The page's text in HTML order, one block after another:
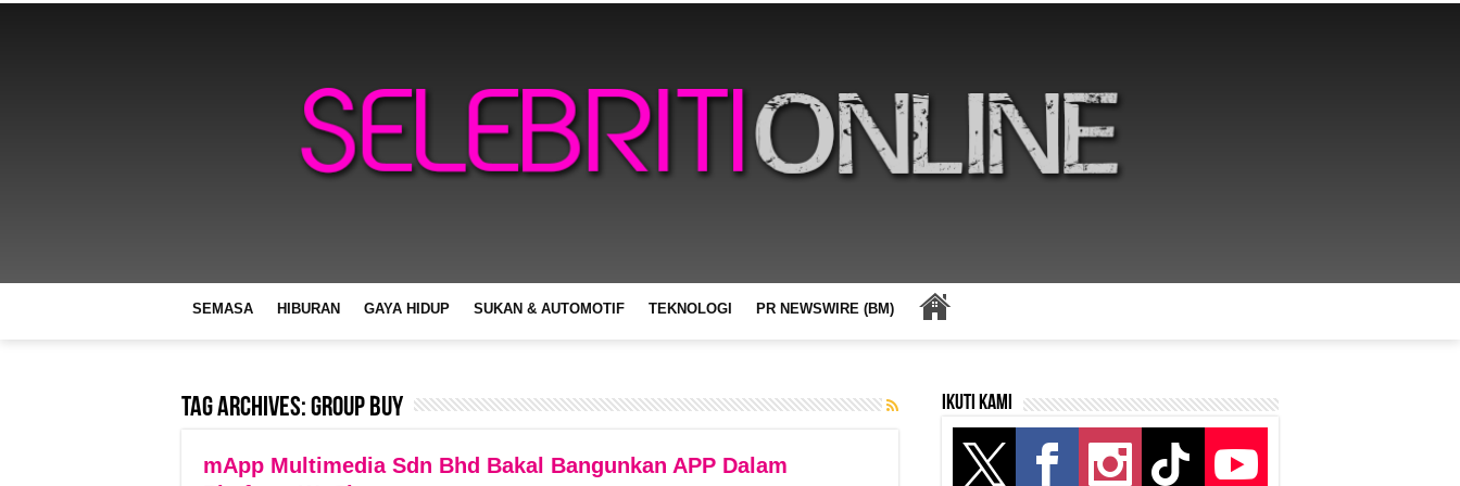
SEMASA HIBURAN GAYA HIDUP SUKAN & AUTOMOTIF TEKNOLOGI PR NEWSWIRE (BM)
Tag Archives:Group Buy
mApp Multimedia Sdn Bhd Bakal Bangunkan APP Dalam
Ikuti kami